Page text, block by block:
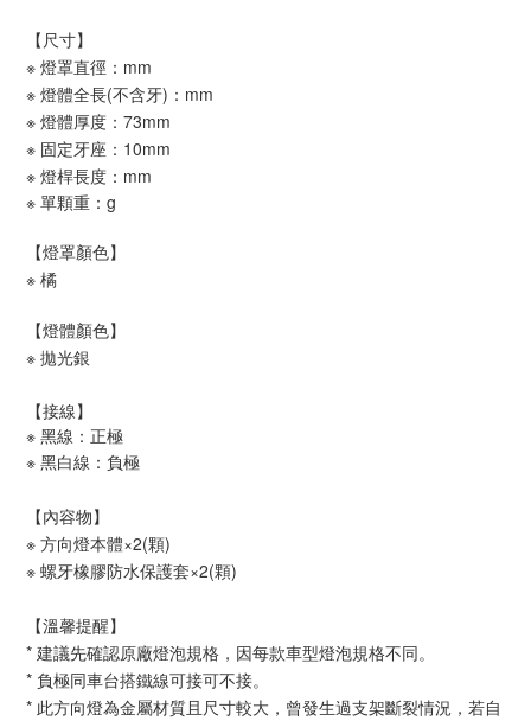
【尺寸】
※ 燈罩直徑：mm
※ 燈體全長(不含牙)：mm
※ 燈體厚度：73mm
※ 固定牙座：10mm
※ 燈桿長度：mm
※ 單顆重：g
【燈罩顏色】
※ 橘
【燈體顏色】
※ 拋光銀
【接線】
※ 黑線：正極
※ 黑白線：負極
【內容物】
※ 方向燈本體×2(顆)
※ 螺牙橡膠防水保護套×2(顆)
【溫馨提醒】
* 建議先確認原廠燈泡規格，因每款車型燈泡規格不同。
* 負極同車台搭鐵線可接可不接。
* 此方向燈為金屬材質且尺寸較大，曾發生過支架斷裂情況，若自